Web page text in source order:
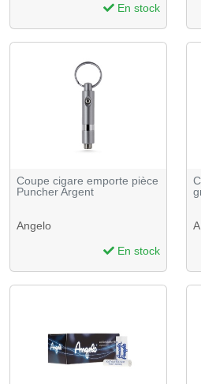
En stock
Coupe cigare emporte pièce
Puncher Argent
Angelo
En stock